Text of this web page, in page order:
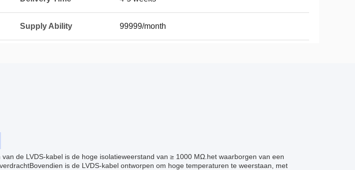
Supply Ability 99999/month
de LVDS-kabel is de hoge isolatieweerstand van ≥ 1000 MΩ.het waarborgen van een
is de LVDS-kabel ontworpen om hoge temperaturen te weerstaan, met